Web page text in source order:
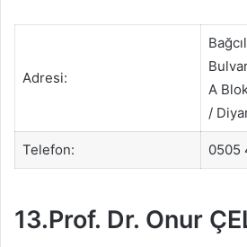
Adresi:
A
/
Telefon: 0505
13.Prof. Dr. Onur